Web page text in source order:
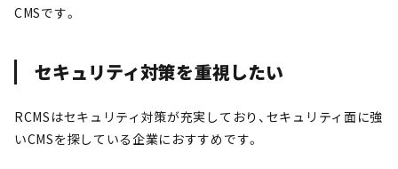
CMSです。
セキュリティ対策を重視したい
RCMSはセキュリティ対策が充実しており、セキュリティ面に強
いCMSを探している企業におすすめです。